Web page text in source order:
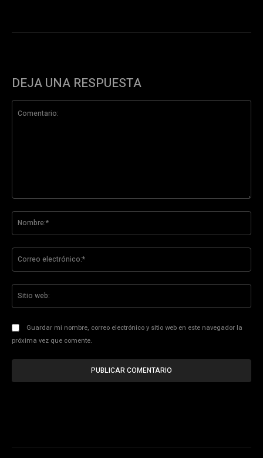
DEJA UNA RESPUESTA
Guardar mi nombre, correo electrónico y sitio web en este navegador la
próxima vez que comente.